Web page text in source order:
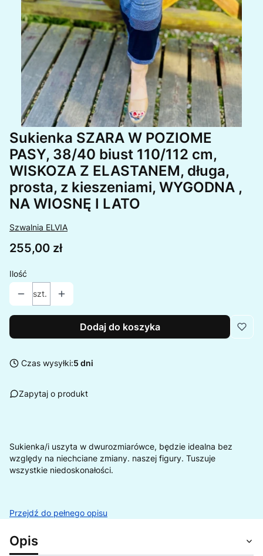
Sukienka SZARA W POZIOME
PASY, 38/40 biust 110/112 cm,
WISKOZA Z ELASTANEM, długa,
prosta, z kieszeniami, WYGODNA ,
NA WIOSNĘ I LATO
Szwalnia ELVIA
Cena
255,00 zł
Ilość
szt.
Dodaj do koszyka
Czas wysyłki:5 dni
Zapytaj o produkt
Sukienka/i uszyta w dwurozmiarówce, będzie idealna bez
względy na niechciane zmiany. naszej figury. Tuszuje
wszystkie niedoskonałości.
Przejdź do pełnego opisu
Opis